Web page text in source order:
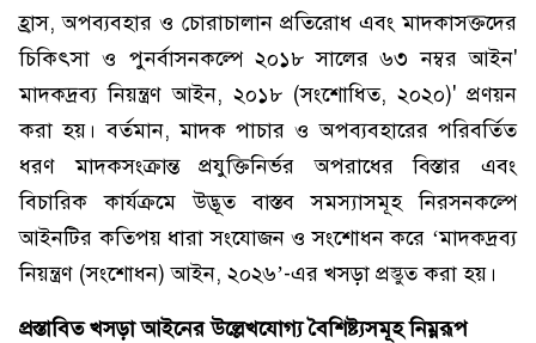
হ্রাস, অপব্যবহার ও চোরাচালান প্রতিরোধ এবং মাদকাসক্তদের
চিকিৎসা ও পুনর্বাসনকল্পে ২০১৮ সালের ৬৩ নম্বর আইন'
মাদকদ্রব্য নিয়ন্ত্রণ আইন, ২০১৮ (সংশোধিত, ২০২০)' প্রণয়ন
করা হয়। বর্তমান, মাদক পাচার ও অপব্যবহারের পরিবর্তিত
ধরণ মাদকসংক্রান্ত প্রযুক্তিনির্ভর অপরাধের বিস্তার এবং
বিচারিক কার্যক্রমে উদ্ভূত বাস্তব সমস্যাসমূহ নিরসনকল্পে
আইনটির কতিপয় ধারা সংযোজন ও সংশোধন করে ‘মাদকদ্রব্য
নিয়ন্ত্রণ (সংশোধন) আইন, ২০২৬’-এর খসড়া প্রস্তুত করা হয়।
প্রস্তাবিত খসড়া আইনের উল্লেখযোগ্য বৈশিষ্ট্যসমূহ নিম্নরূপ